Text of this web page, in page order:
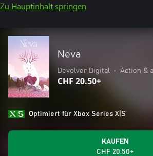
Zu Hauptinhalt springen
Neva
Devolver Digital • Action &
CHF 20.50+
Optimiert für Xbox Series X|S
KAUFEN
CHF 20.50+